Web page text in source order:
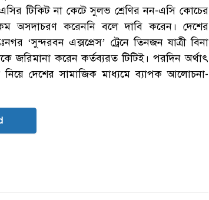
টিকিট না কেটে সুলভ শ্রেণির নন-এসি কোচের
অসদাচরণ করেননি বলে দাবি করেন। দেশের
‘সুন্দরবন এক্সপ্রেস’ ট্রেনে তিনজন যাত্রী বিনা
জরিমানা করেন কর্তব্যরত টিটিই। পরদিন অর্থাৎ
দেশের সামাজিক মাধ্যমে ব্যাপক আলোচনা-